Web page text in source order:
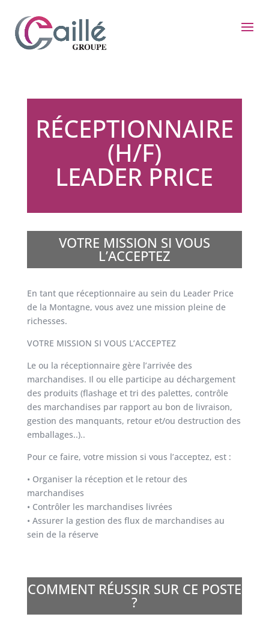
RÉCEPTIONNAIRE
(H/F)
LEADER PRICE
VOTRE MISSION SI VOUS
L’ACCEPTEZ
En tant que réceptionnaire au sein du Leader Price
de la Montagne, vous avez une mission pleine de
richesses.
VOTRE MISSION SI VOUS L’ACCEPTEZ
Le ou la réceptionnaire gère l’arrivée des
marchandises. Il ou elle participe au déchargement
des produits (flashage et tri des palettes, contrôle
des marchandises par rapport au bon de livraison,
gestion des manquants, retour et/ou destruction des
emballages..)..
Pour ce faire, votre mission si vous l’acceptez, est :
• Organiser la réception et le retour des
marchandises
• Contrôler les marchandises livrées
• Assurer la gestion des flux de marchandises au
sein de la réserve
COMMENT RÉUSSIR SUR CE POSTE
?